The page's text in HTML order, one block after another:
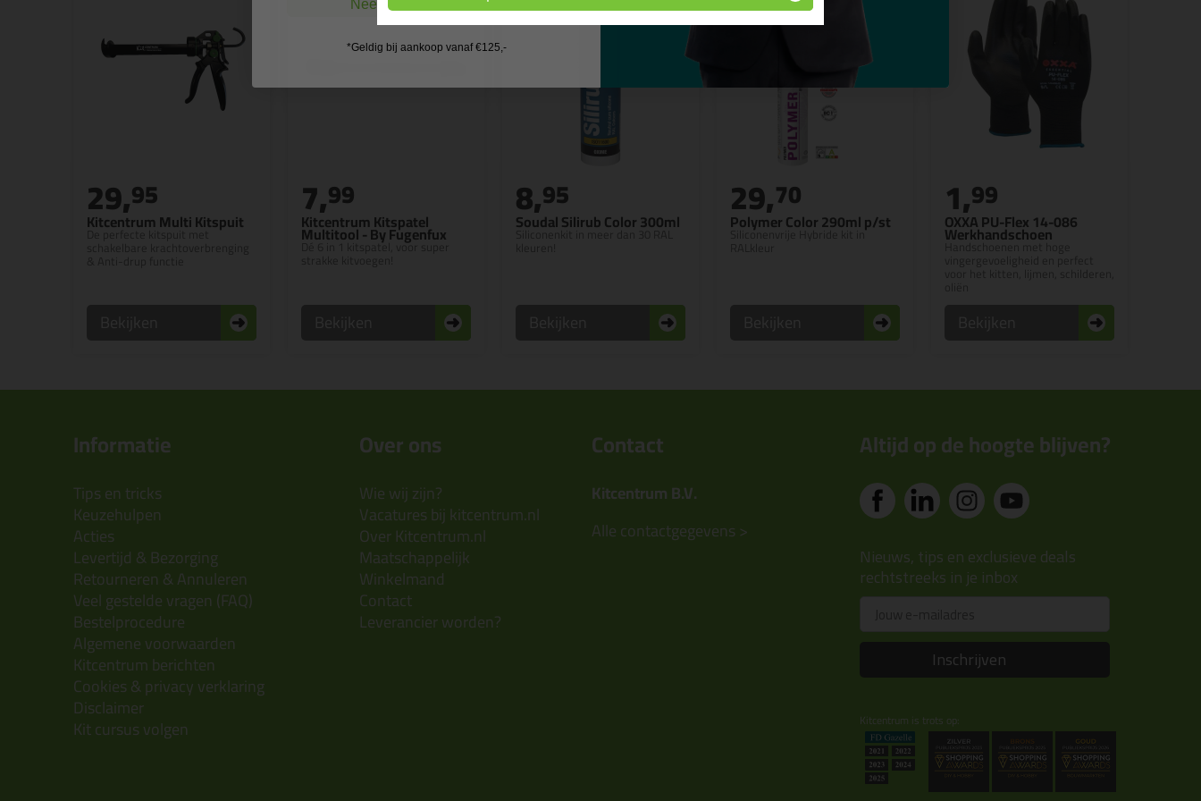
Kitcentrum Multi Kitspuit
De perfecte kitspuit met
29,95
Kitcentrum Kitspatel
Multitool - By Fugenfux
Dé 6 in 1 kitspatel, voor super
7,99
Soudal Silirub Color 300ml
Siliconenkit in meer dan 30 RAL
8,95
Polymer Color 290ml p/st
Siliconenvrije Hybride kit in
29,70
OXXA PU-Flex 14-086
Werkhandschoen
Handschoenen met hoge
1,99
Informatie
Tips en tricks
Keuzehulpen
Acties
Levertijd & Bezorging
Retourneren & Annuleren
Veel gestelde vragen (FAQ)
Bestelprocedure
Algemene voorwaarden
Kitcentrum berichten
Cookies & privacy verklaring
Disclaimer
Kit cursus volgen
Over ons
Wie wij zijn?
Vacatures bij kitcentrum.nl
Over Kitcentrum.nl
Maatschappelijk
Winkelmand
Contact
Leverancier worden?
Contact
Kitcentrum B.V.
Alle contactgegevens >
Altijd op de hoogte blijven?
Nieuws, tips en exclusieve deals
rechtstreeks in je inbox
Inschrijven
Kitcentrum is trots op:
Nee, ik wil geen cadeau
*Geldig bij aankoop vanaf €125,-